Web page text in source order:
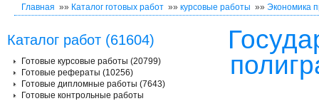
Главная »» Каталог готовых работ »» курсовые работы »» Экономика
Каталог работ (61604)
Готовые курсовые работы (20799)
Готовые рефераты (10256)
Готовые дипломные работы (7643)
Готовые контрольные работы